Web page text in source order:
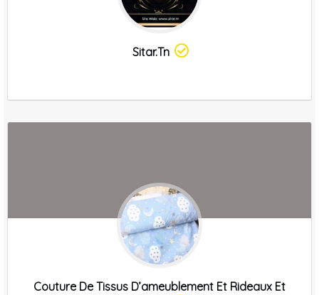
Sitar.tn
Couture De Tissus D’ameublement Et Rideaux Et